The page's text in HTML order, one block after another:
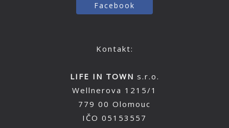
Facebook
Kontakt:
LIFE IN TOWN s.r.o.
Wellnerova 1215/1
779 00 Olomouc
IČO 05153557